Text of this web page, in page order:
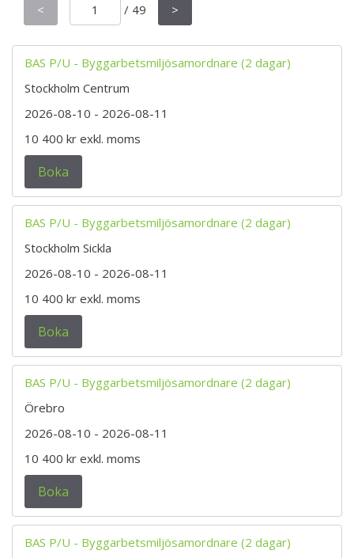
< / 49 >
BAS P/U - Byggarbetsmiljösamordnare (2 dagar)
Stockholm Centrum
2026-08-10 - 2026-08-11
10 400 kr exkl. moms
Boka
BAS P/U - Byggarbetsmiljösamordnare (2 dagar)
Stockholm Sickla
2026-08-10 - 2026-08-11
10 400 kr exkl. moms
Boka
BAS P/U - Byggarbetsmiljösamordnare (2 dagar)
Örebro
2026-08-10 - 2026-08-11
10 400 kr exkl. moms
Boka
BAS P/U - Byggarbetsmiljösamordnare (2 dagar)